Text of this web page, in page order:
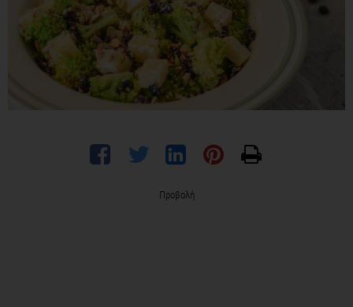
Προβολή